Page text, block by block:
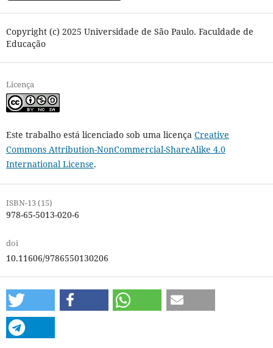
Copyright (c) 2025 Universidade de São Paulo. Faculdade de
Educação
Licença
Este trabalho está licenciado sob uma licença Creative
Commons Attribution-NonCommercial-ShareAlike 4.0
International License.
ISBN-13 (15)
978-65-5013-020-6
doi
10.11606/9786550130206